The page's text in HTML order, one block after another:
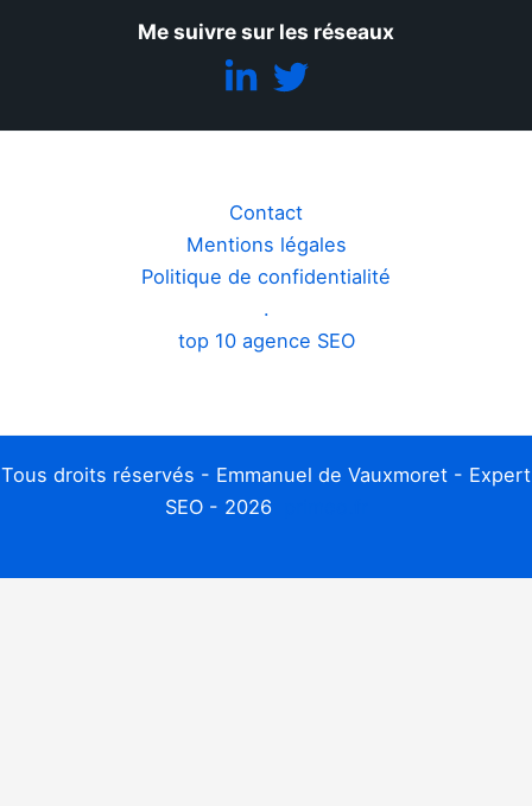
Me suivre sur les réseaux
Contact
Mentions légales
Politique de confidentialité
.
top 10 agence SEO
Tous droits réservés - Emmanuel de Vauxmoret - Expert
SEO - 2026